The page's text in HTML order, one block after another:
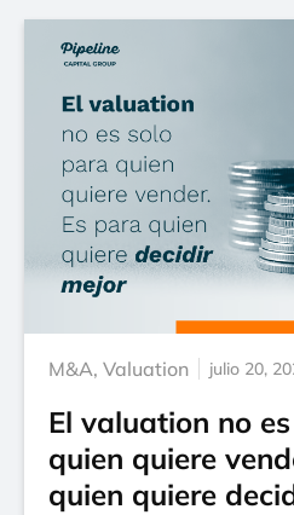
M&A, Valuation julio 20,
El valuation no
quien quiere
quien quiere